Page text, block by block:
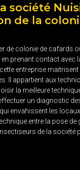
société
de la
de colonie de cafards
prenant contact avec
entreprise maitrisent
Il appartient aux
la meilleure
un diagnostic
envahissent les
entre la pose de
de la société